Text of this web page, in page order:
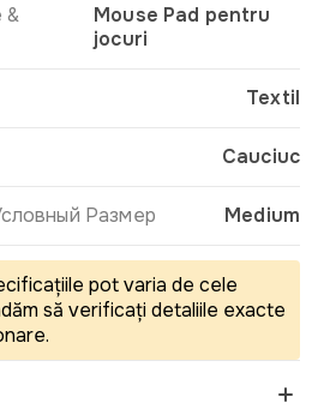
&
Mouse Pad pentru
jocuri
Textil
Cauciuc
Размер Medium
pot varia de cele
să verificați detaliile exacte